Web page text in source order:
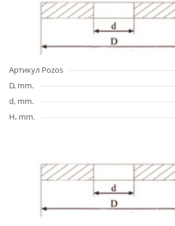
Артикул Pozos
D, mm.
d, mm.
H, mm.